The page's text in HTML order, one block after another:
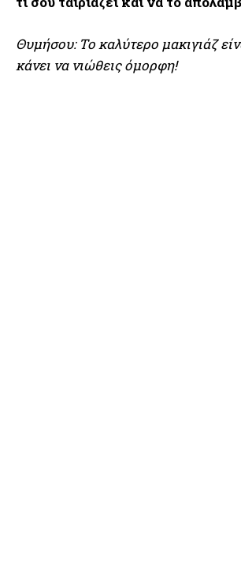
Θυμήσου: Το καλύτερο μακιγιάζ
κάνει να νιώθεις όμορφη!